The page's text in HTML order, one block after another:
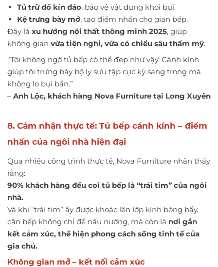
Tủ trữ đồ kín đáo, bảo vệ vật dụng khỏi bụi.
Kệ trưng bày mở, tạo điểm nhấn cho gian bếp.
Đây là xu hướng nội thất thông minh 2025, giúp
không gian vừa tiện nghi, vừa có chiều sâu thẩm mỹ.
“Tôi không ngờ tủ bếp có thể đẹp như vậy. Cánh kính
giúp tôi trưng bày bộ ly sưu tập cực kỳ sang trọng mà
không lo bụi bẩn.”
– Anh Lộc, khách hàng Nova Furniture tại Long Xuyên
8. Cảm nhận thực tế: Tủ bếp cánh kính – điểm
nhấn của ngôi nhà hiện đại
Qua nhiều công trình thực tế, Nova Furniture nhận thấy
rằng:
90% khách hàng đều coi tủ bếp là “trái tim” của ngôi
nhà.
Và khi “trái tim” ấy được khoác lên lớp kính bóng bẩy,
căn bếp không chỉ để nấu nướng, mà còn là nơi gắn
kết cảm xúc, thể hiện phong cách sống tinh tế của
gia chủ.
Không gian mở – kết nối cảm xúc